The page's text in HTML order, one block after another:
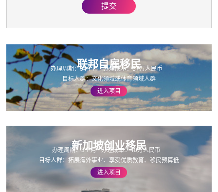
欧洲
亚洲
提交
联邦自雇移民
办理周期：34个月
办理成本：37万人民币
目标人群：文化领域或体育领域人群
进入项目
新加坡创业移民
办理周期：3个月
办理成本：40万人民币
目标人群：拓展海外事业、享受优质教育、移民预算低
进入项目